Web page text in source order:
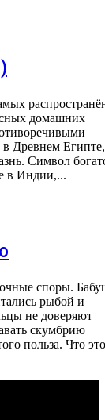
домашних
Древнем Египте,
Символ
в Индии,...
споры.
рыбой и
не доверяют
скумбрию
Что это за